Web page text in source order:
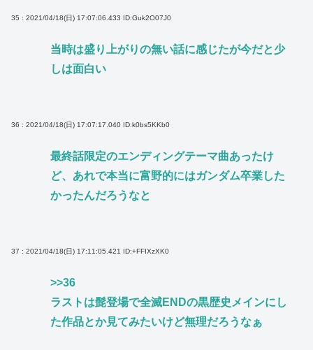
35 : 2021/04/18(日) 17:07:06.433 ID:Guk2O07J0
当時は盛り上がりの無い話に感じたが今だと少
しは面白い
36 : 2021/04/18(日) 17:07:17.040 ID:k0bs5KKb0
最終話限定のエンディングテーマ曲あったけ
ど、あれで本当に富野的にはガンダム卒業した
かったんだろうなと
37 : 2021/04/18(日) 17:11:05.421 ID:+FFIXzXK0
>>36
ラストは髭登場で全滅ENDの黒歴史メインにし
た作品とか見てみたいけど無理だろうなぁ